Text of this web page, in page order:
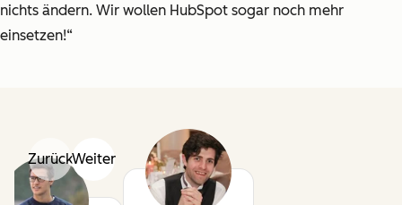
nichts ändern. Wir wollen HubSpot sogar noch mehr
einsetzen!“
ZurückWeiter